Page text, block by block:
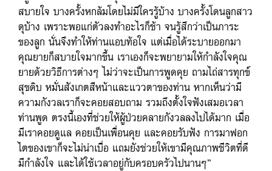
สบายใจ บางครั้งหกล้มโดยไม่มีใครรู้บ้าง บางครั้งโดนลูกสาว
ดุบ้าง เพราะพอแก่ตัวลงทำอะไรก็ช้า จนรู้สึกว่าเป็นภาระ
ของลูก นั่นจึงทำให้ท่านแอบท้อใจ แต่เมื่อได้ระบายออกมา
คุณยายก็สบายใจมากขึ้น เราเองก็จะพยายามให้กำลังใจคุณ
ยายด้วยวิธีการต่างๆ ไม่ว่าจะเป็นการพูดคุย ถามไถ่สารทุกข์
สุขดิบ หมั่นสังเกตสีหน้าและแววตาของท่าน หากเห็นว่ามี
ความกังวลเราก็จะคอยสอบถาม รวมถึงตั้งใจฟังเสมอเวลา
ท่านพูด ตรงนี้เองที่ช่วยให้ผู้ป่วยคลายกังวลลงไปได้มาก เมื่อ
มีเราคอยดูแล คอยเป็นเพื่อนคุย และคอยรับฟัง การมาฟอก
ไตของเขาก็จะไม่น่าเบื่อ แถมยังช่วยให้เขามีคุณภาพชีวิตที่ดี
มีกำลังใจ และได้ใช้เวลาอยู่กับครอบครัวไปนานๆ”